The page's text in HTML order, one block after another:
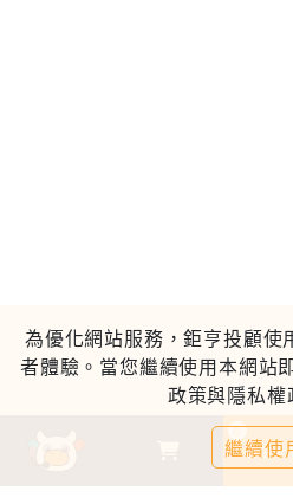
基金比
0
為優化網站服務，鉅亨投顧
者體驗。當您繼續使用本網站
政策與隱私權
繼續使